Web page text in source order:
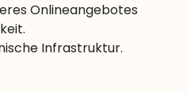
Onlineangebotes
Infrastruktur.